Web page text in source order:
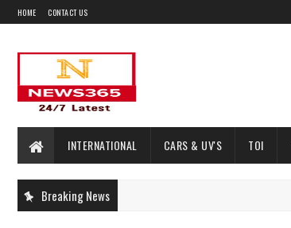
HOME CONTACT US
INTERNATIONAL CARS & UV'S TOI
Breaking News